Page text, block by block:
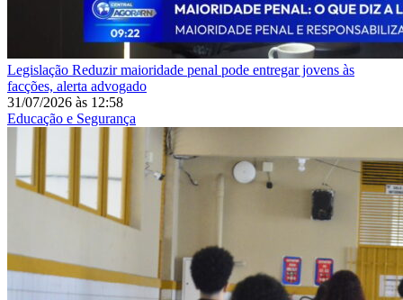
Legislação Reduzir maioridade penal pode entregar jovens às
facções, alerta advogado
31/07/2026 às 12:58
Educação e Segurança